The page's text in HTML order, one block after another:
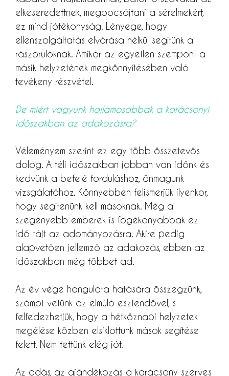
elkeseredettnek, megbocsájtani a sérelmekért,
ez mind jótékonyság. Lényege, hogy
ellenszolgáltatás elvárása nélkül segítünk a
rászorulóknak. Amikor az egyetlen szempont a
másik helyzetének megkönnyítésében való
tevékeny részvétel.
De miért vagyunk hajlamosabbak a karácsonyi
időszakban az adakozásra?
Véleményem szerint ez egy több összetevős
dolog. A téli időszakban jobban van időnk és
kedvünk a befelé forduláshoz, önmagunk
vizsgálatához. Könnyebben felismerjük ilyenkor,
hogy segítenünk kell másoknak. Még a
szegényebb emberek is fogékonyabbak ez
idő tájt az adományozásra. Akire pedig
alapvetően jellemző az adakozás, ebben az
időszakban még többet ad.
Az év vége hangulata hatására összegzünk,
számot vetünk az elmúló esztendővel, s
felfedezhetjük, hogy a hétköznapi helyzetek
megélése közben elsiklottunk mások segítése
felett. Nem tettünk elég jót.
Az adás, az ajándékozás a karácsony szerves